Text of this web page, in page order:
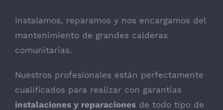
Instalamos, reparamos y nos encargamos del
mantenimiento de grandes calderas
comunitarias.
Nuestros profesionales están perfectamente
cualificados para realizar con garantías
instalaciones y reparaciones de todo tipo de